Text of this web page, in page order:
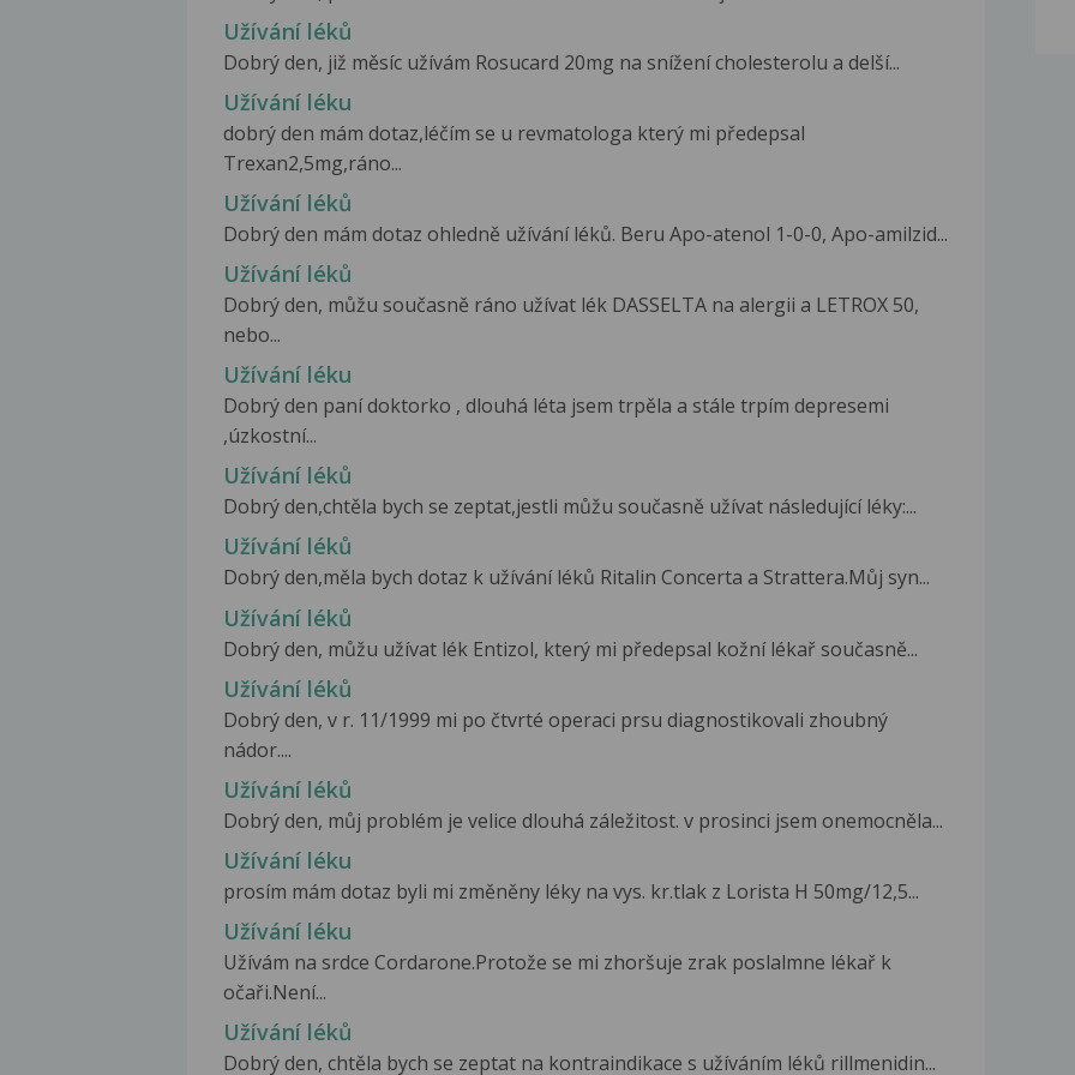
Užívání léků
Dobrý den, již měsíc užívám Rosucard 20mg na snížení cholesterolu a delší...
Užívání léku
dobrý den mám dotaz,léčím se u revmatologa který mi předepsal
Trexan2,5mg,ráno...
Užívání léků
Dobrý den mám dotaz ohledně užívání léků. Beru Apo-atenol 1-0-0, Apo-amilzid...
Užívání léků
Dobrý den, můžu současně ráno užívat lék DASSELTA na alergii a LETROX 50,
nebo...
Užívání léku
Dobrý den paní doktorko , dlouhá léta jsem trpěla a stále trpím depresemi
,úzkostní...
Užívání léků
Dobrý den,chtěla bych se zeptat,jestli můžu současně užívat následující léky:...
Užívání léků
Dobrý den,měla bych dotaz k užívání léků Ritalin Concerta a Strattera.Můj syn...
Užívání léků
Dobrý den, můžu užívat lék Entizol, který mi předepsal kožní lékař současně...
Užívání léků
Dobrý den, v r. 11/1999 mi po čtvrté operaci prsu diagnostikovali zhoubný
nádor....
Užívání léků
Dobrý den, můj problém je velice dlouhá záležitost. v prosinci jsem onemocněla...
Užívání léku
prosím mám dotaz byli mi změněny léky na vys. kr.tlak z Lorista H 50mg/12,5...
Užívání léku
Užívám na srdce Cordarone.Protože se mi zhoršuje zrak poslalmne lékař k
očaři.Není...
Užívání léků
Dobrý den, chtěla bych se zeptat na kontraindikace s užíváním léků rillmenidin...